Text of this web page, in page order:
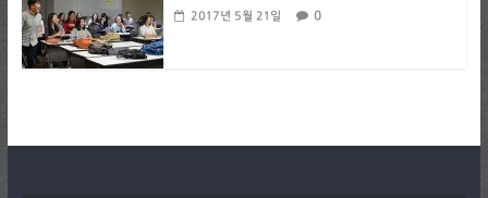
2017년 5월 21일 0